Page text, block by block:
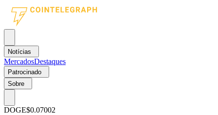
Notícias
MercadosDestaques
Patrocinado
Sobre
DOGE$0.07002